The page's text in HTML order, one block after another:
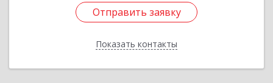
Отправить заявку
Показать контакты
Отправить заявку
Назад